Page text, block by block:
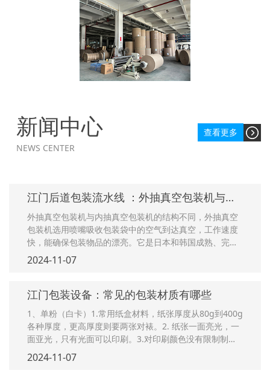
新闻中心
NEWS CENTER
查看更多
江门后道包装流水线 ：外抽真空包装机与内
抽真空包装机的结构
外抽真空包装机与内抽真空包装机的结构不同，外抽真空
包装机选用喷嘴吸收包装袋中的空气到达真空，工作速度
快，能确保包装物品的漂亮。它是日本和韩国成熟、完善
的技能，近年来在我国才刚刚起步。依据包装材料的安
置，将外抽真空包装机分为卧式外抽真空包装机和立式外
2024-11-07
江门包装设备：常见的包装材质有哪些
1、单粉（白卡）1.常用纸盒材料，纸张厚度从80g到400g
各种厚度，更高厚度则要两张对裱。2. 纸张一面亮光，一
面亚光，只有光面可以印刷。3.对印刷颜色没有限制制。
4.印刷后常用的表面处理工艺过胶、过油，特别工艺没有
限制制。2、双铜（铜版纸）1.常用纸盒材料，纸张厚度从
2024-11-07